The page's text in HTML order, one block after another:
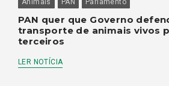
PAN quer que Governo
transporte de animais vivos
terceiros
LER NOTÍCIA